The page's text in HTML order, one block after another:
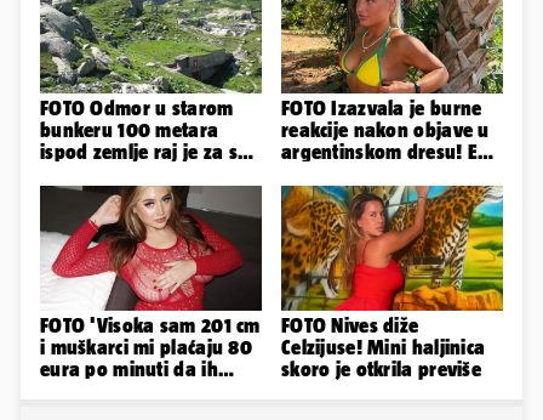
FOTO Odmor u starom
bunkeru 100 metara
ispod zemlje raj je za sva
FOTO Izazvala je burne
reakcije nakon objave u
argentinskom dresu! Evo
FOTO 'Visoka sam 201 cm
i muškarci mi plaćaju 80
eura po minuti da ih
FOTO Nives diže
Celzijuse! Mini haljinica
skoro je otkrila previše